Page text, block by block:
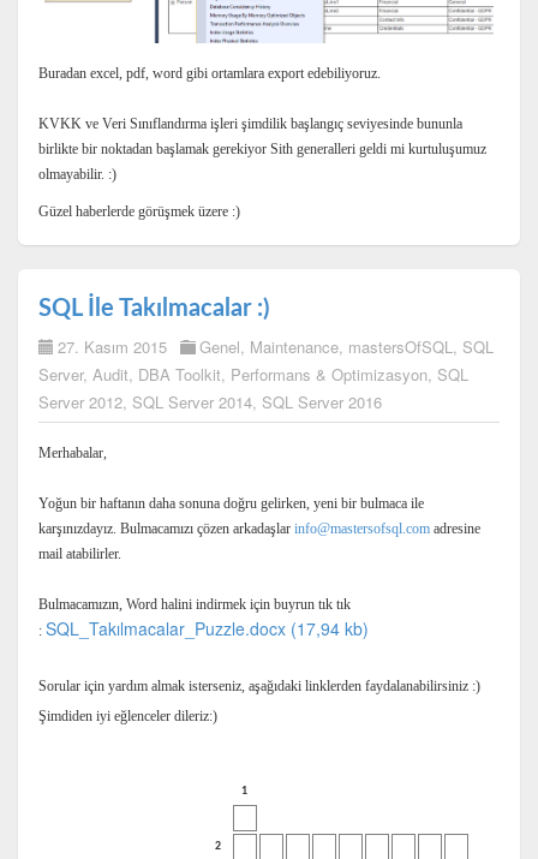
Buradan excel, pdf, word gibi ortamlara export edebiliyoruz.
KVKK ve Veri Sınıflandırma işleri şimdilik başlangıç seviyesinde bununla
birlikte bir noktadan başlamak gerekiyor Sith generalleri geldi mi kurtuluşumuz
olmayabilir. :)
Güzel haberlerde görüşmek üzere :)
SQL İle Takılmacalar :)
27. Kasım 2015 Genel, Maintenance, mastersOfSQL, SQL
Server, Audit, DBA Toolkit, Performans & Optimizasyon, SQL
Server 2012, SQL Server 2014, SQL Server 2016
Merhabalar,
Yoğun bir haftanın daha sonuna doğru gelirken, yeni bir bulmaca ile
karşınızdayız. Bulmacamızı çözen arkadaşlar info@mastersofsql.comadresine
mail atabilirler.
Bulmacamızın, Word halini indirmek için buyrun tık tık
: SQL_Takılmacalar_Puzzle.docx (17,94 kb)
Sorular için yardım almak isterseniz, aşağıdaki linklerden faydalanabilirsiniz :)
Şimdiden iyi eğlenceler dileriz:)
1
2